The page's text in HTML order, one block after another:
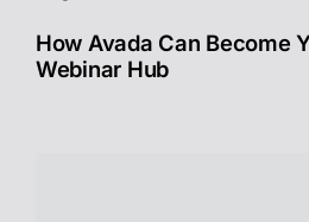
How Avada Can Become
Webinar Hub